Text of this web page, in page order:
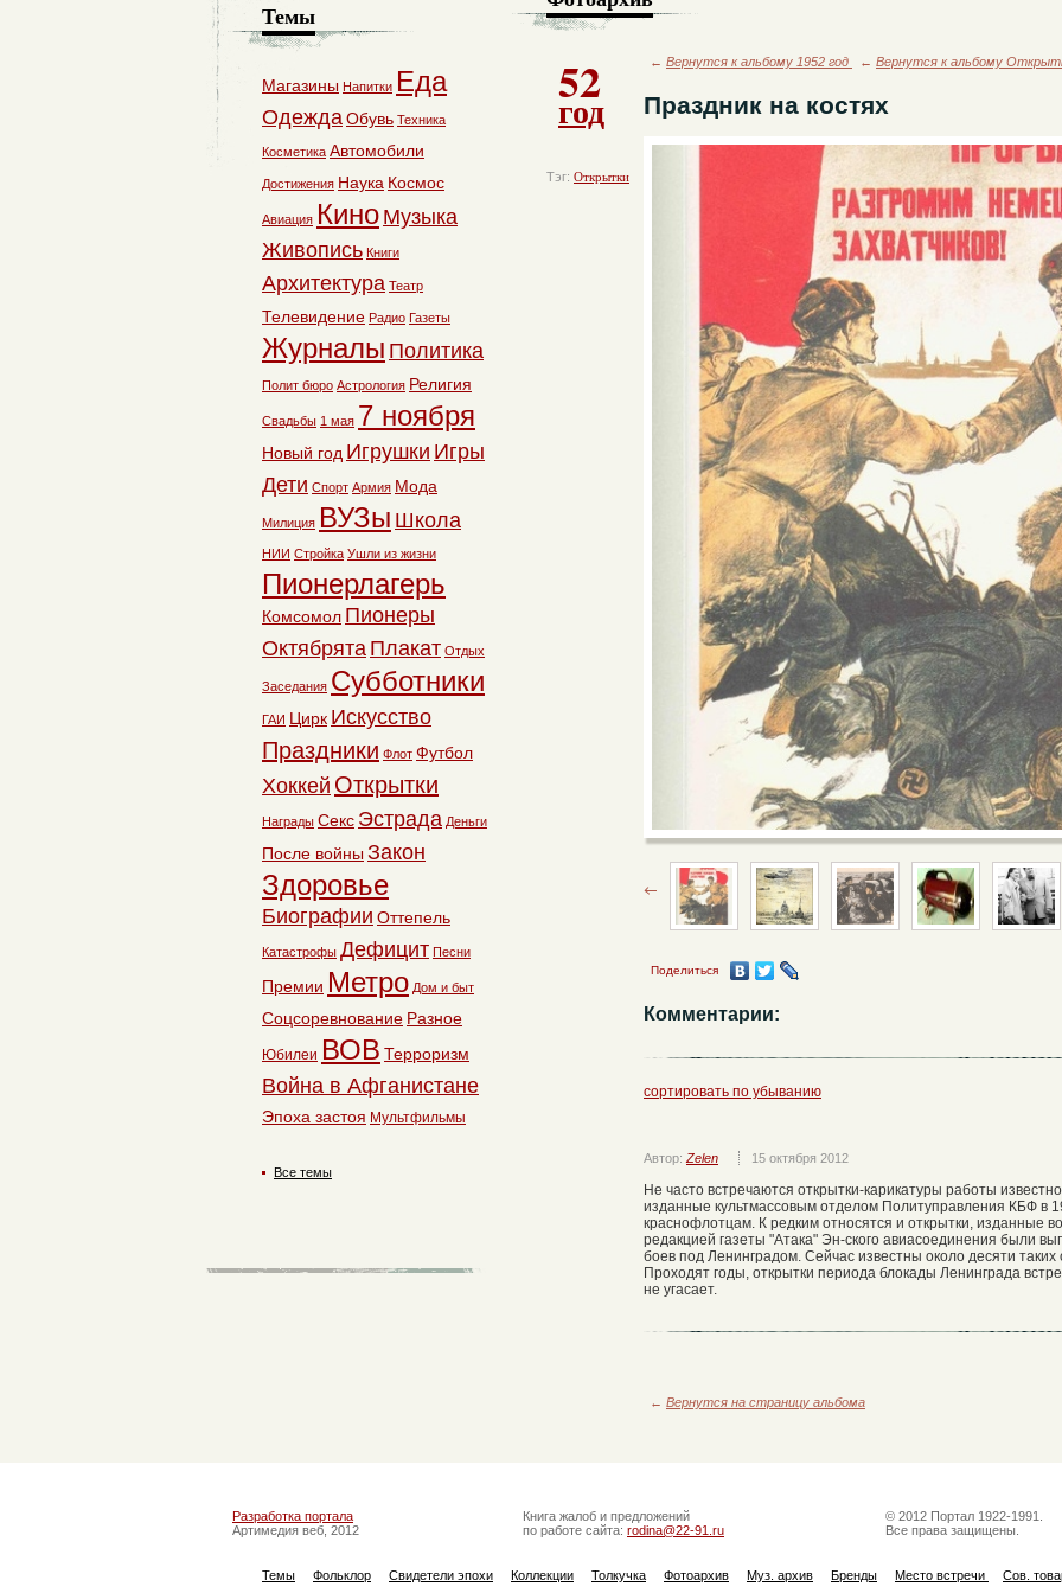
52
год
Тэг: Открытки
← Вернутся к альбому 1952 год ← Вернутся к альбому
Праздник на костях
Поделиться
Комментарии:
сортировать по убыванию
Автор: Zelen 15 октября 2012
Не часто встречаются открытки-карикатуры работы
изданные культмассовым отделом Политуправления КБФ в
краснофлотцам. К редким относятся и открытки, изданные
редакцией газеты "Атака" Эн-ского авиасоединения были
боев под Ленинградом. Сейчас известны около десяти
Проходят годы, открытки периода блокады Ленинграда
не угасает.
← Вернутся на страницу альбома
Темы
Магазины Напитки Еда
ОдеждаОбувь Техника
Косметика Автомобили
Достижения Наука Космос
Авиация Кино Музыка
Живопись Книги
Архитектура Театр
Телевидение Радио Газеты
Журналы Политика
Полит бюро Астрология Религия
Свадьбы 1 мая 7 ноября
Новый год Игрушки Игры
Дети Спорт Армия Мода
Милиция ВУЗы Школа
НИИ Стройка Ушли из жизни
Пионерлагерь
Комсомол Пионеры
Октябрята Плакат Отдых
Заседания Субботники
ГАИ Цирк Искусство
Праздники Флот Футбол
Хоккей Открытки
Награды Секс Эстрада Деньги
После войны Закон
Здоровье
Биографии Оттепель
Катастрофы Дефицит Песни
Премии Метро Дом и быт
Соцсоревнование Разное
Юбилеи ВОВ Терроризм
Война в Афганистане
Эпоха застоя Мультфильмы
Все темы
Разработка портала
Артимедия веб, 2012
Книга жалоб и предложений
по работе сайта: rodina@22-91.ru
© 2012 Портал 1922-1991.
Все права защищены.
Темы Фольклор Свидетели эпохи Коллекции Толкучка Фотоархив Муз. архив Бренды Место встречи Сов.